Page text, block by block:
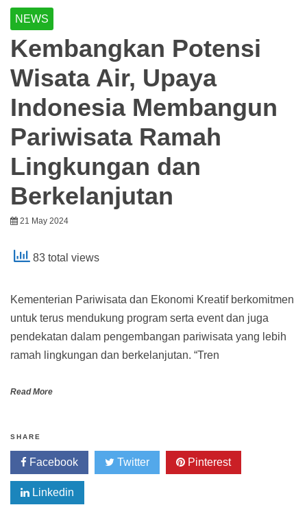
NEWS
Kembangkan Potensi
Wisata Air, Upaya
Indonesia Membangun
Pariwisata Ramah
Lingkungan dan
Berkelanjutan
21 May 2024
83 total views
Kementerian Pariwisata dan Ekonomi Kreatif berkomitmen
untuk terus mendukung program serta event dan juga
pendekatan dalam pengembangan pariwisata yang lebih
ramah lingkungan dan berkelanjutan. “Tren
Read More
SHARE
Facebook Twitter Pinterest
Linkedin